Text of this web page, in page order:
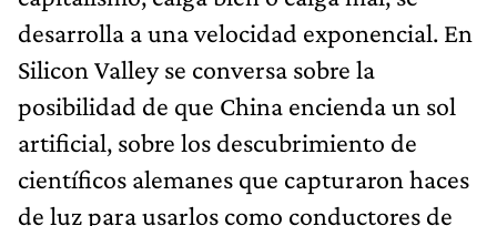
desarrolla a una velocidad exponencial. En
Silicon Valley se conversa sobre la
posibilidad de que China encienda un sol
artificial, sobre los descubrimiento de
científicos alemanes que capturaron haces
de luz para usarlos como conductores de